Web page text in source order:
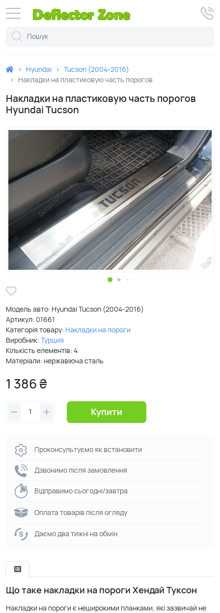
Hyundai
Tucson (2004-2016)
Накладки на пластиковую часть порогов
Накладки на пластиковую часть порогов
Hyundai Tucson
Модель авто: Hyundai Tucson (2004-2016)
Артикул: 01661
Категорія товару: Накладки на пороги
Виробник: Турция
Кількість елементів: 4
Матеріали: нержавіюча сталь
1 386 ₴
Купити
Проконсультуємо як встановити
Дзвонимо після замовлення
Відправимо сьогодні/завтра
Оплата товарів після огляду
Даємо два тижні на обмін
Що таке накладки на пороги Хендай Туксон
Накладки на пороги є неширокими планками, які зазвичай не